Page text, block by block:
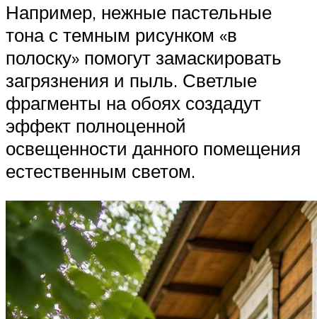
Например, нежные пастельные
тона с темным рисунком «в
полоску» помогут замаскировать
загрязнения и пыль. Светлые
фрагменты на обоях создадут
эффект полноценной
освещенности данного помещения
естественным светом.